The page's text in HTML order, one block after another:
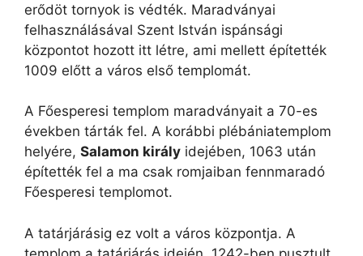
erődöt tornyok is védték. Maradványai
felhasználásával Szent István ispánsági
központot hozott itt létre, ami mellett építették
1009 előtt a város első templomát.
A Főesperesi templom maradványait a 70-es
években tárták fel. A korábbi plébániatemplom
helyére, Salamon király idejében, 1063 után
építették fel a ma csak romjaiban fennmaradó
Főesperesi templomot.
A tatárjárásig ez volt a város központja. A